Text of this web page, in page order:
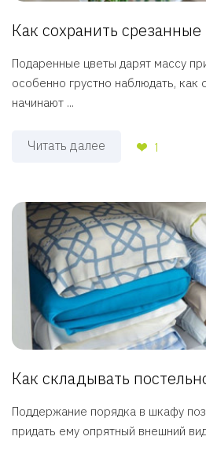
Как сохранить срезанные
Подаренные цветы дарят массу
особенно грустно наблюдать,
начинают ...
Читать далее 1
Как складывать
Поддержание порядка в шкафу
придать ему опрятный внешний